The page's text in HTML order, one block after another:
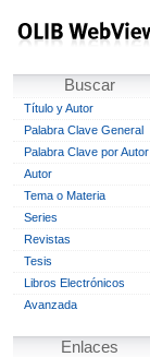
Buscar
Título y Autor
Palabra Clave General
Palabra Clave por Autor
Autor
Tema o Materia
Series
Revistas
Tesis
Libros Electrónicos
Avanzada
Enlaces